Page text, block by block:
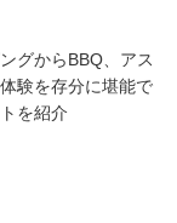
グからBBQ、アス
験を存分に堪能で
を紹介